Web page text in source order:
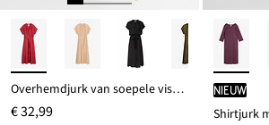
Overhemdjurk van soepele viscose
€ 32,99
Nieuw
Shirtjurk